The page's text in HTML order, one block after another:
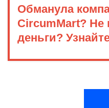
Обманула
CircumMart?
деньги?